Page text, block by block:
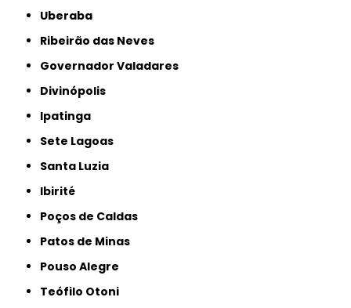
Uberaba
Ribeirão das Neves
Governador Valadares
Divinópolis
Ipatinga
Sete Lagoas
Santa Luzia
Ibirité
Poços de Caldas
Patos de Minas
Pouso Alegre
Teófilo Otoni